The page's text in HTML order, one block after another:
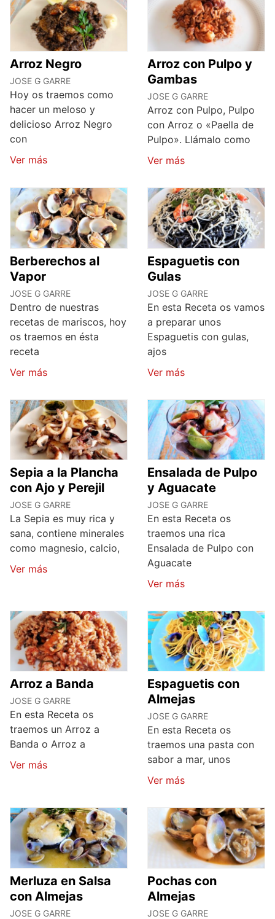
Arroz Negro
JOSE G GARRE
Hoy os traemos como
hacer un meloso y
delicioso Arroz Negro
con
Ver más
Arroz con Pulpo y
Gambas
JOSE G GARRE
Arroz con Pulpo, Pulpo
con Arroz o «Paella de
Pulpo». Llámalo como
Ver más
Berberechos al
Vapor
JOSE G GARRE
Dentro de nuestras
recetas de mariscos, hoy
os traemos en ésta
receta
Ver más
Espaguetis con
Gulas
JOSE G GARRE
En esta Receta os vamos
a preparar unos
Espaguetis con gulas,
ajos
Ver más
Sepia a la Plancha
con Ajo y Perejil
JOSE G GARRE
La Sepia es muy rica y
sana, contiene minerales
como magnesio, calcio,
Ver más
Ensalada de Pulpo
y Aguacate
JOSE G GARRE
En esta Receta os
traemos una rica
Ensalada de Pulpo con
Aguacate
Ver más
Arroz a Banda
JOSE G GARRE
En esta Receta os
traemos un Arroz a
Banda o Arroz a
Ver más
Espaguetis con
Almejas
JOSE G GARRE
En esta Receta os
traemos una pasta con
sabor a mar, unos
Ver más
Merluza en Salsa
con Almejas
JOSE G GARRE
Pochas con
Almejas
JOSE G GARRE